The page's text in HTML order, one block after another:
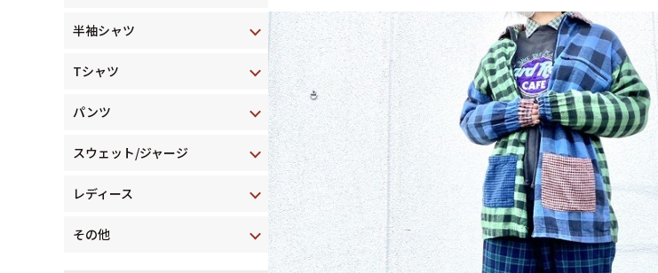
半袖シャツ
Tシャツ
パンツ
スウェット/ジャージ
レディース
その他